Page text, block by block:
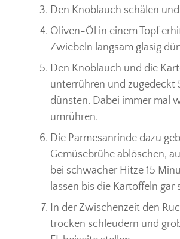
Den Knoblauch schälen
Oliven-Öl in einem Topf
Zwiebeln langsam glasig
Den Knoblauch und die
unterrühren und zugedeckt
dünsten. Dabei immer mal
umrühren.
Die Parmesanrinde dazu
Gemüsebrühe ablöschen,
bei schwacher Hitze 15
lassen bis die Kartoffeln gar
In der Zwischenzeit den
trocken schleudern und